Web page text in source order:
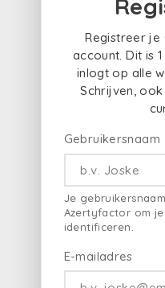
Registreer je
account. Dit is
inlogt op alle
Schrijven,
Gebruikersnaam
Je
Azertyfactor om
identificeren.
E-mailadres